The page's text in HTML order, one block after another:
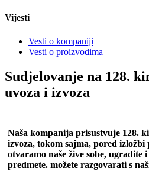
Vijesti
Vesti o kompaniji
Vesti o proizvodima
Sudjelovanje na 128.
uvoza i izvoza
Naša kompanija prisustvuje 128.
izvoza, tokom sajma, pored
otvaramo naše žive sobe, ugradite
predmete. možete razgovarati s